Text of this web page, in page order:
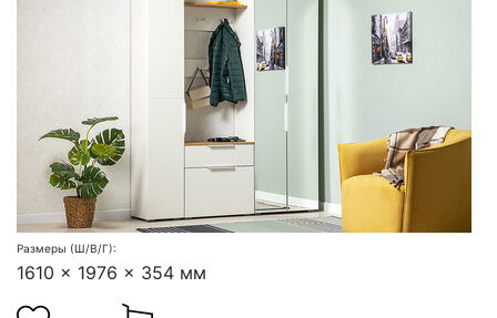
Размеры (Ш/В/Г):
1610 x 1976 x 354 мм